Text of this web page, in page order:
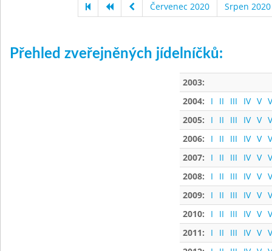
Červenec 2020 Srpen 2020
Přehled zveřejněných jídelníčků:
2003:
2004:
I II III IV V
2005:
I II III IV V
2006:
I II III IV V
2007:
I II III IV V
2008:
I II III IV V
2009:
I II III IV V
2010:
I II III IV V
2011:
I II III IV V